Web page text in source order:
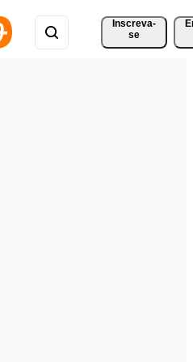
Inscreva-
se